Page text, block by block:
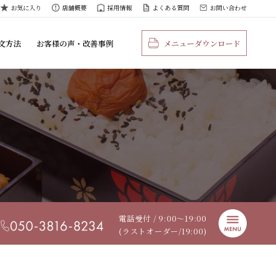
お気に入り 店舗概要 採用情報 よくある質問 お問い合わせ
方法 お客様の声・改善事例 メニューダウンロード
電話受付 / 9:00〜19:00
(ラストオーダー/19:00)